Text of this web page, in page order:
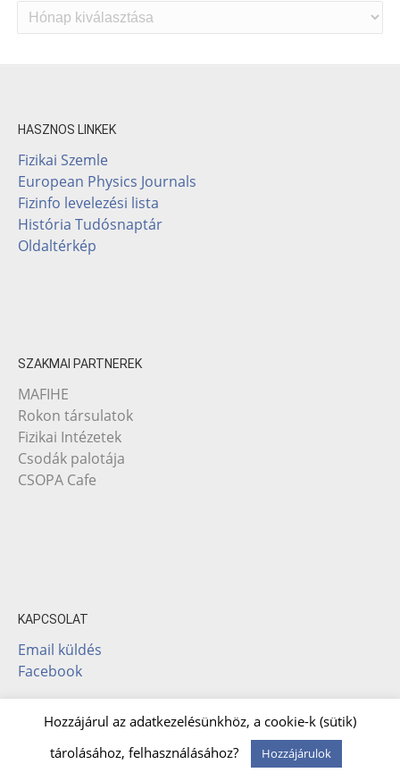
Archívum
HASZNOS LINKEK
Fizikai Szemle
European Physics Journals
Fizinfo levelezési lista
História Tudósnaptár
Oldaltérkép
SZAKMAI PARTNEREK
MAFIHE
Rokon társulatok
Fizikai Intézetek
Csodák palotája
CSOPA Cafe
KAPCSOLAT
Email küldés
Facebook
Hozzájárul az adatkezelésünkhöz, a cookie-k (sütik)
tárolásához, felhasználásához?
Hozzájárulok